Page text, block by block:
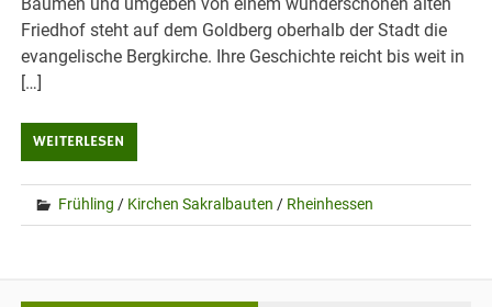
Friedhof steht auf dem Goldberg oberhalb der Stadt die
evangelische Bergkirche. Ihre Geschichte reicht bis weit in
[…]
WEITERLESEN
Frühling / Kirchen Sakralbauten / Rheinhessen